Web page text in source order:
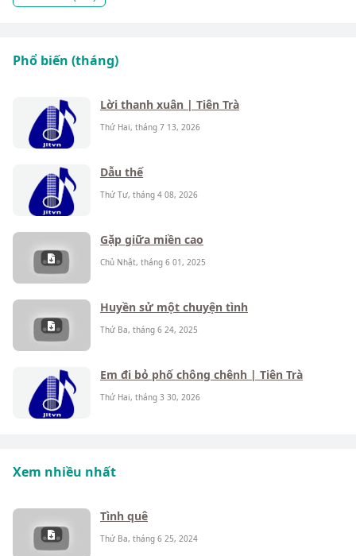
Phổ biến (tháng)
Lời thanh xuân | Tiên Trà
Thứ Hai, tháng 7 13, 2026
Dẫu thế
Thứ Tư, tháng 4 08, 2026
Gặp giữa miền cao
Chủ Nhật, tháng 6 01, 2025
Huyền sử một chuyện tình
Thứ Ba, tháng 6 24, 2025
Em đi bỏ phố chông chênh | Tiên Trà
Thứ Hai, tháng 3 30, 2026
Xem nhiều nhất
Tình quê
Thứ Ba, tháng 6 25, 2024